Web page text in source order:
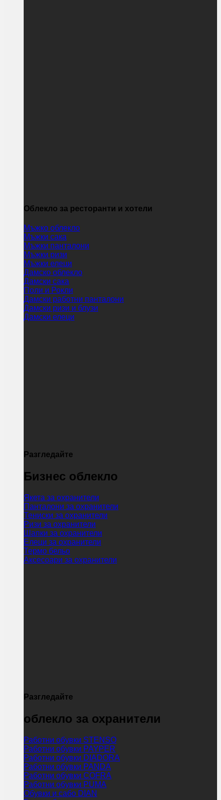
Облекло за ресторанти и хотели
Мъжко облекло
Мъжки сака
Мъжки панталони
Мъжки ризи
Мъжки елеци
Дамско облекло
Дамски сака
Поли и Рокли
Дамски работни панталони
Дамски ризи и блузи
Дамски елеци
Разгледайте
Бизнес облекло
Якета за охранители
Панталони за охранители
Тениски за охранители
Ризи за охранители
Шапки за охранители
Елеци за охранители
Термо бельо
Аксесоари за охранители
Разгледайте
облекло за охранители
Работни обувки STENSO
Работни обувки PAYPER
Работни обувки DIADORA
Работни обувки PANDA
Работни обувки COFRA
Работни обувки PUMA
Обувки и сабо DIAN